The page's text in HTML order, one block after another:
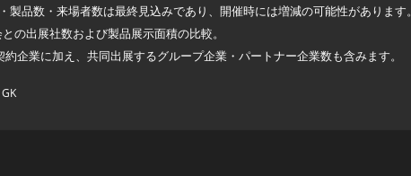
製品数・来場者数は最終見込みであり、開催時には増減の可能性があります。
の出展社数および製品展示面積の比較。
企業に加え、共同出展するグループ企業・パートナー企業数も含みます。